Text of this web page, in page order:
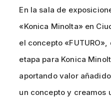
En la sala de
«Konica Minolta» en
el concepto
etapa para Konica
aportando valor
un concepto y creamos